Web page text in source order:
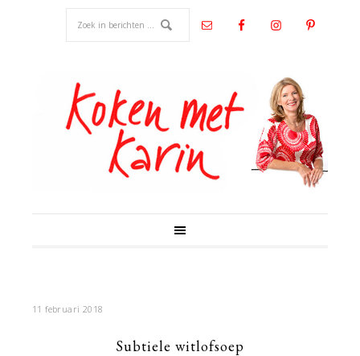
11 februari 2018
Subtiele witlofsoep